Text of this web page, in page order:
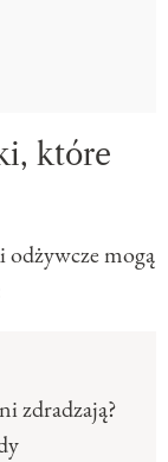
które
odżywcze mogą
zdradzają?